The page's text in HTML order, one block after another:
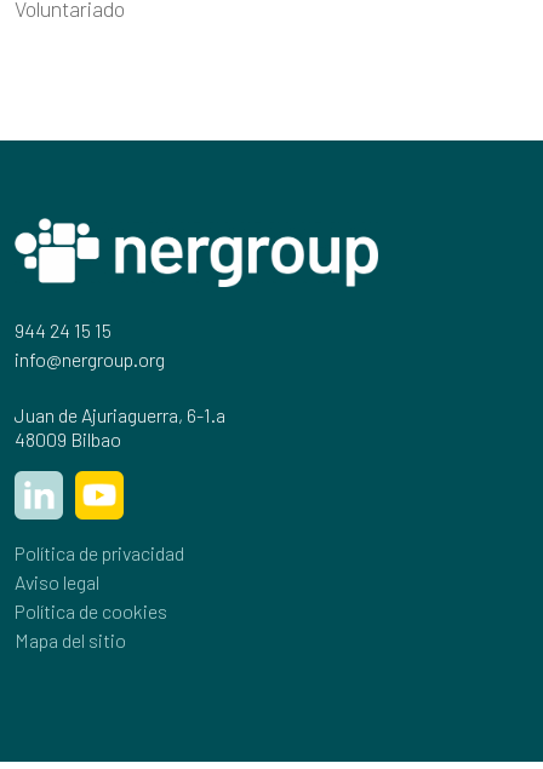
Voluntariado
944 24 15 15
info@nergroup.org
Juan de Ajuriaguerra, 6-1.a
48009 Bilbao
Política de privacidad
Aviso legal
Política de cookies
Mapa del sitio